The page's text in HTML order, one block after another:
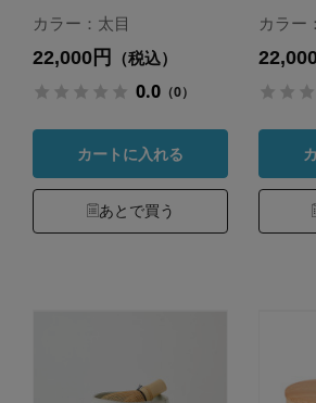
カラー：太目
22,000円 （税込）
0.0（0）
カートに入れる
あとで買う
カラー